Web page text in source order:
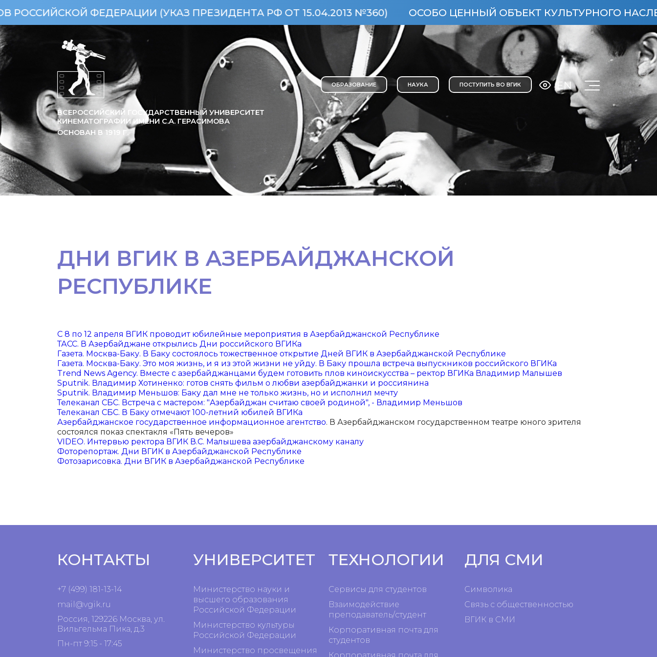
ФЕДЕРАЦИИ (УКАЗ ПРЕЗИДЕНТА РФ ОТ 15.04.2013 №360) ОСОБО ЦЕННЫЙ ОБЪЕКТ КУЛЬТУРНОГО НАСЛЕДИЯ
ВСЕРОССИЙСКИЙ ГОСУДАРСТВЕННЫЙ УНИВЕРСИТЕТ
КИНЕМАТОГРАФИИ ИМЕНИ С.А. ГЕРАСИМОВА
ОСНОВАН В 1919 Г.
ОБРАЗОВАНИЕ НАУКА ПОСТУПИТЬ ВО ВГИК EN
ДНИ ВГИК В АЗЕРБАЙДЖАНСКОЙ
РЕСПУБЛИКЕ
С 8 по 12 апреля ВГИК проводит юбилейные мероприятия в Азербайджанской Республике
ТАСС. В Азербайджане открылись Дни российского ВГИКа
Газета. Москва-Баку. В Баку состоялось тожественное открытие Дней ВГИК в Азербайджанской Республике
Газета. Москва-Баку. Это моя жизнь, и я из этой жизни не уйду. В Баку прошла встреча выпускников российского ВГИКа
Trend News Agency. Вместе с азербайджанцами будем готовить плов киноискусства – ректор ВГИКа Владимир Малышев
Sputnik. Владимир Хотиненко: готов снять фильм о любви азербайджанки и россиянина
Sputnik. Владимир Меньшов: Баку дал мне не только жизнь, но и исполнил мечту
Телеканал СБС. Встреча с мастером: "Азербайджан считаю своей родиной", - Владимир Меньшов
Телеканал СБС. В Баку отмечают 100-летний юбилей ВГИКа
Азербайджанское государственное информационное агентство. В Азербайджанском государственном театре юного зрителя
состоялся показ спектакля «Пять вечеров»
VIDEO. Интервью ректора ВГИК В.С. Малышева азербайджанскому каналу
Фоторепортаж. Дни ВГИК в Азербайджанской Республике
Фотозарисовка. Дни ВГИК в Азербайджанской Республике
КОНТАКТЫ
+7 (499) 181-13-14
mail@vgik.ru
Россия, 129226 Москва, ул.
Вильгельма Пика, д.3
Пн-пт 9:15 - 17:45
УНИВЕРСИТЕТ
Министерство науки и
высшего образования
Российской Федерации
Министерство культуры
Российской Федерации
Министерство просвещения
ТЕХНОЛОГИИ
Сервисы для студентов
Взаимодействие
преподаватель/студент
Корпоративная почта для
студентов
ДЛЯ СМИ
Символика
Связь с общественностью
ВГИК в СМИ